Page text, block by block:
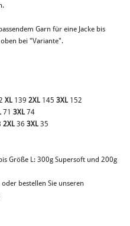
Garn für eine Jacke bis
bei "Variante".
XL139 2XL145 3XL152
71 3XL74
2XL36 3XL35
Größe L: 300g Supersoft und 200g
bestellen Sie unseren